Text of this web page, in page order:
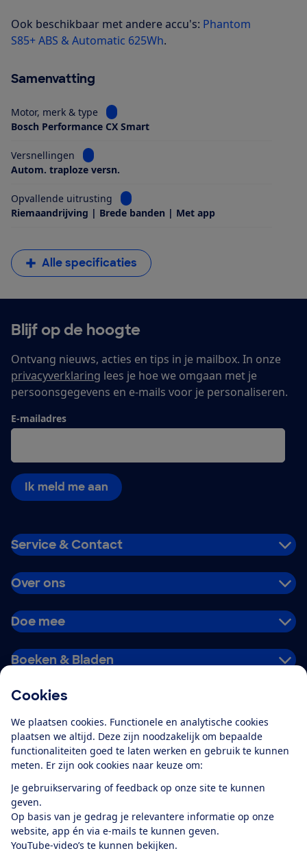
Cookies
We plaatsen cookies. Functionele en analytische cookies
plaatsen we altijd. Deze zijn noodzakelijk om bepaalde
functionaliteiten goed te laten werken en gebruik te kunnen
meten. Er zijn ook cookies naar keuze om:
Je gebruikservaring of feedback op onze site te kunnen
geven.
Op basis van je gedrag je relevantere informatie op onze
website, app én via e-mails te kunnen geven.
YouTube-video’s te kunnen bekijken.
Ook beschikbaar met andere accu's: Phantom
S85+ ABS & Automatic 625Wh.
Samenvatting
Motor, merk & type
Bekijk informatie voor Motor, merk & type
Bosch Performance CX Smart
Versnellingen
Bekijk informatie voor Versnellingen
Autom. traploze versn.
Opvallende uitrusting
Bekijk informatie voor Opvallende
Riemaandrijving | Brede banden | Met app
Alle specificaties
Blijf op de hoogte
Ontvang nieuws, acties en tips in je mailbox. In onze
privacyverklaring lees je hoe we omgaan met je
persoonsgegevens en e-mails voor je personaliseren.
E-mailadres
Ik meld me aan
Service & Contact
Over ons
Doe mee
Boeken & Bladen
Alles over de
app
Algemene Voorwaarden
Privacyverklaring